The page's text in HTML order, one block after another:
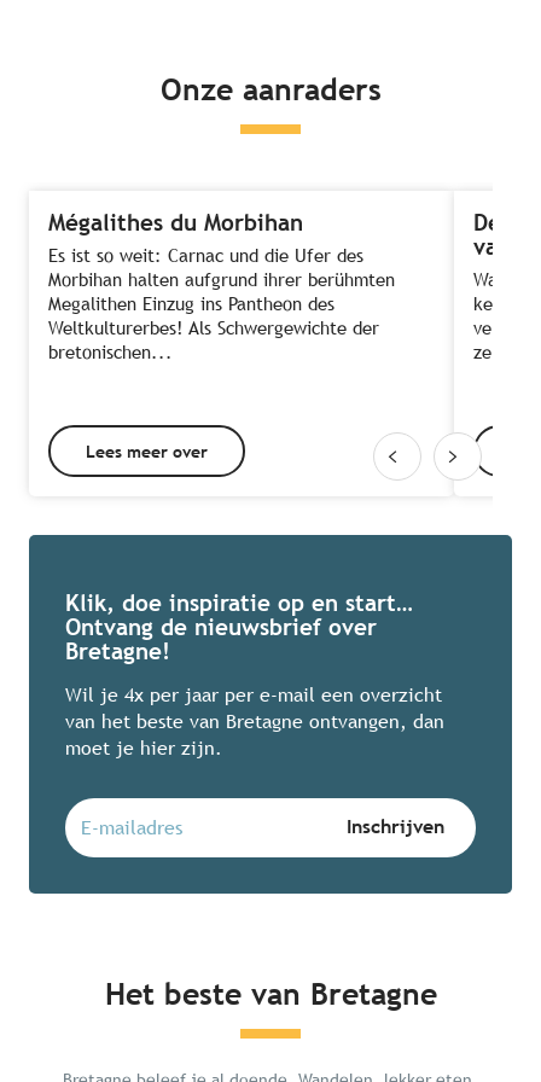
Onze aanraders
Mégalithes du Morbihan
Es ist so weit: Carnac und die Ufer des
Morbihan halten aufgrund ihrer berühmten
Megalithen Einzug ins Pantheon des
Weltkulturerbes! Als Schwergewichte der
bretonischen...
Lees meer over
De 8
van
Wat
ze
Klik, doe inspiratie op en start…
Ontvang de nieuwsbrief over
Bretagne!
Wil je 4x per jaar per e-mail een overzicht
van het beste van Bretagne ontvangen, dan
moet je hier zijn.
Het beste van Bretagne
Mégalithes du Morbihan